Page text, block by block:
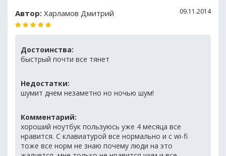
Автор: Харламов Дмитрий 09.11.2014
Достоинства:
быстрый почти все тянет
Недостатки:
шумит днем незаметно но ночью шум!
Комментарий:
хороший ноутбук пользуюсь уже 4 месяца все
нравится. С клавиатурой все нормально и с wi-fi
тоже все норм не знаю почему люди на это